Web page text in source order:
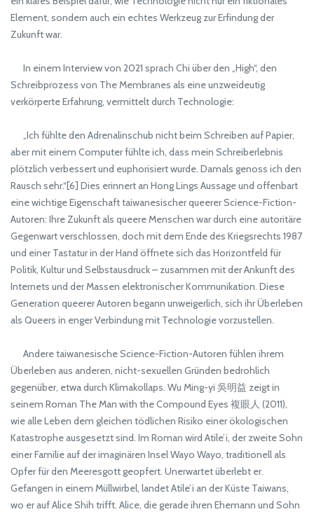
Element, sondern auch ein echtes Werkzeug zur Erfindung der
Zukunft war.
In einem Interview von 2021 sprach Chi über den „High“, den
Schreibprozess von The Membranes als eine unzweideutig
verkörperte Erfahrung, vermittelt durch Technologie:
„Ich fühlte den Adrenalinschub nicht beim Schreiben auf Papier,
aber mit einem Computer fühlte ich, dass mein Schreiberlebnis
plötzlich verbessert und euphorisiert wurde. Damals genoss ich den
Rausch sehr.“[6] Dies erinnert an Hong Lings Aussage und offenbart
eine wichtige Eigenschaft taiwanesischer queerer Science-Fiction-
Autoren: Ihre Zukunft als queere Menschen war durch eine autoritäre
Gegenwart verschlossen, doch mit dem Ende des Kriegsrechts 1987
und einer Tastatur in der Hand öffnete sich das Horizontfeld für
Politik, Kultur und Selbstausdruck – zusammen mit der Ankunft des
Internets und der Massen elektronischer Kommunikation. Diese
Generation queerer Autoren begann unweigerlich, sich ihr Überleben
als Queers in enger Verbindung mit Technologie vorzustellen.
Andere taiwanesische Science-Fiction-Autoren fühlen ihrem
Überleben aus anderen, nicht-sexuellen Gründen bedrohlich
gegenüber, etwa durch Klimakollaps. Wu Ming-yi 吳明益 zeigt in
seinem Roman The Man with the Compound Eyes 複眼人 (2011),
wie alle Leben dem gleichen tödlichen Risiko einer ökologischen
Katastrophe ausgesetzt sind. Im Roman wird Atile’i, der zweite Sohn
einer Familie auf der imaginären Insel Wayo Wayo, traditionell als
Opfer für den Meeresgott geopfert. Unerwartet überlebt er.
Gefangen in einem Müllwirbel, landet Atile’i an der Küste Taiwans,
wo er auf Alice Shih trifft. Alice, die gerade ihren Ehemann und Sohn